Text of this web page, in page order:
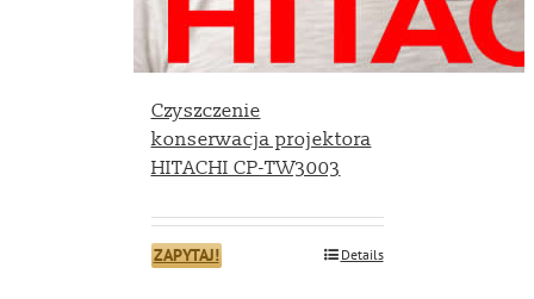
Czyszczenie
konserwacja projektora
HITACHI CP-TW3003
ZAPYTAJ! Details